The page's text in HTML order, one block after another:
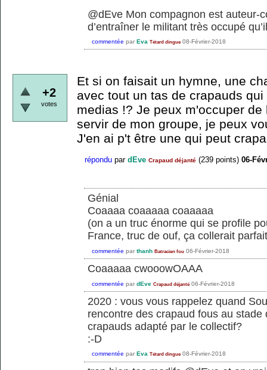
@dEve Mon compagnon est auteur-
d’entraîner le militant très occupé
commentée par Eva Tétard dingue 08-Février-2018
+2
votes
Et si on faisait un hymne, une
avec tout un tas de crapauds
medias !? Je peux m'occuper
servir de mon groupe, je peux
J'en ai p't être une qui peut
répondu par dEve Crapaud déjanté (239 points) 06-
Génial
Coaaaa coaaaaa coaaaaa
(on a un truc énorme qui se profile
France, truc de ouf, ça collerait
commentée par thanh Batracien fou 06-Février-2018
Coaaaaa cwooowOAAA
commentée par dEve Crapaud déjanté 06-Février-2018
2020 : vous vous rappelez quand
rencontre des crapaud fous au
crapauds adapté par le collectif?
:-D
commentée par Eva Tétard dingue 08-Février-2018